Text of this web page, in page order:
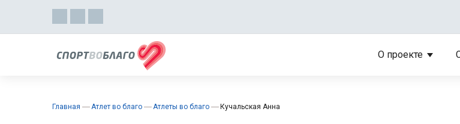
О проекте
Главная Атлет во благо Атлеты во благо Кучальская Анна